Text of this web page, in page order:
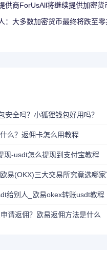
供商ForUsAll将继续提供加密货
：大多数加密货币最终将跌至
安全吗？小狐狸钱包好用吗？
么？返佣卡怎么用教程
现-usdt怎么提现到支付宝教程
易(OKX)三大交易所究竟选哪家
给别人_欧易okex转账usdt教程
请返佣？欧易返佣方法是什么